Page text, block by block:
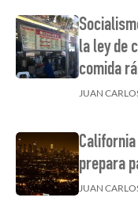
la ley de
comida
JUAN
prepara
JUAN